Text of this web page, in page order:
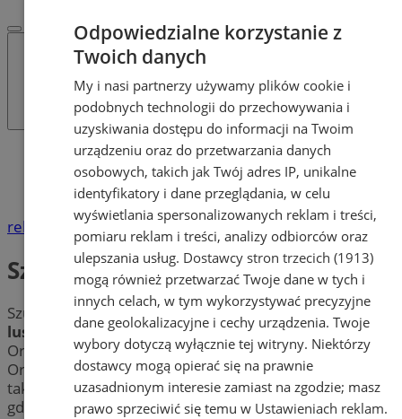
Katalog firm
Dom i Budownictwo
Szklarze, lustra
reklama
Szklarze, lustra
Szukasz dobregoszklarza? Potrzebujesz pięknego
lustra
? Sprawdź firmy oferująceusługi szklarskiew
Orzeszu. Poznaj najlepszychszklarzyw pobliżu
Orzesza wykonujących nie tylkolustra na wymiar
także panele szklane czy kabiny prysznicowe. Zobacz,
gdzie w mieście Orzesze zamówić szklane cuda.
Odpowiedzialne korzystanie z
Twoich danych
My i nasi partnerzy używamy plików cookie i
podobnych technologii do przechowywania i
uzyskiwania dostępu do informacji na Twoim
urządzeniu oraz do przetwarzania danych
osobowych, takich jak Twój adres IP, unikalne
identyfikatory i dane przeglądania, w celu
wyświetlania spersonalizowanych reklam i treści,
pomiaru reklam i treści, analizy odbiorców oraz
ulepszania usług. Dostawcy stron trzecich (1913)
mogą również przetwarzać Twoje dane w tych i
innych celach, w tym wykorzystywać precyzyjne
dane geolokalizacyjne i cechy urządzenia. Twoje
wybory dotyczą wyłącznie tej witryny. Niektórzy
dostawcy mogą opierać się na prawnie
uzasadnionym interesie zamiast na zgodzie; masz
prawo sprzeciwić się temu w Ustawieniach reklam.